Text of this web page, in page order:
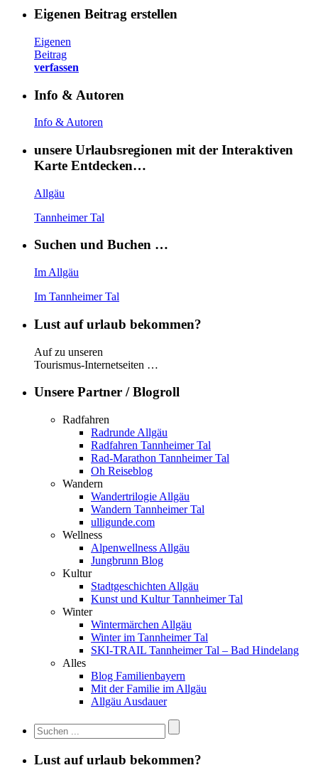
Eigenen Beitrag erstellen
Eigenen
Beitrag
verfassen
Info & Autoren
Info & Autoren
unsere Urlaubsregionen mit der Interaktiven
Karte Entdecken…
Allgäu
Tannheimer Tal
Suchen und Buchen …
Im Allgäu
Im Tannheimer Tal
Lust auf urlaub bekommen?
Auf zu unseren
Tourismus-Internetseiten …
Unsere Partner / Blogroll
Radfahren
Radrunde Allgäu
Radfahren Tannheimer Tal
Rad-Marathon Tannheimer Tal
Oh Reiseblog
Wandern
Wandertrilogie Allgäu
Wandern Tannheimer Tal
ulligunde.com
Wellness
Alpenwellness Allgäu
Jungbrunn Blog
Kultur
Stadtgeschichten Allgäu
Kunst und Kultur Tannheimer Tal
Winter
Wintermärchen Allgäu
Winter im Tannheimer Tal
SKI-TRAIL Tannheimer Tal – Bad Hindelang
Alles
Blog Familienbayern
Mit der Familie im Allgäu
Allgäu Ausdauer
Lust auf urlaub bekommen?